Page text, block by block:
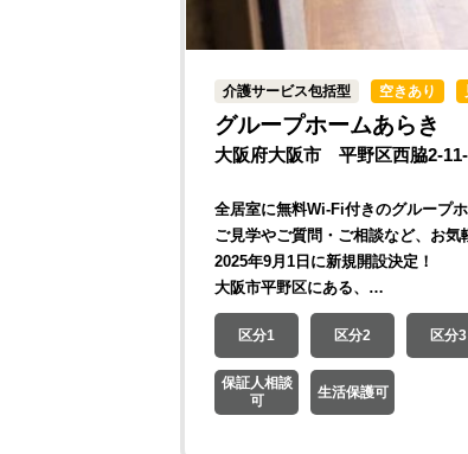
介護サービス包括型 空きあり
グループホームあらき
大阪府大阪市 平野区西脇2-
全居室に無料Wi-Fi付きのグループ
ご見学やご質問・ご相談など、お気
2025年9月1日に新規開設決定！
大阪市平野区にある、…
区分1 区分2 区分3
保証人相談
可
生活保護可